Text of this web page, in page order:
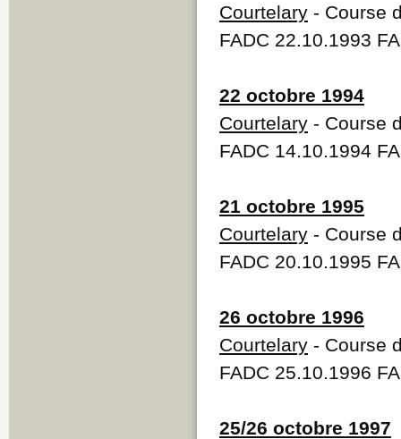
Courtelary - Course
FADC 22.10.1993
22 octobre 1994
Courtelary - Course
FADC 14.10.1994
21 octobre 1995
Courtelary - Course
FADC 20.10.1995
26 octobre 1996
Courtelary - Course
FADC 25.10.1996
25/26 octobre 1997